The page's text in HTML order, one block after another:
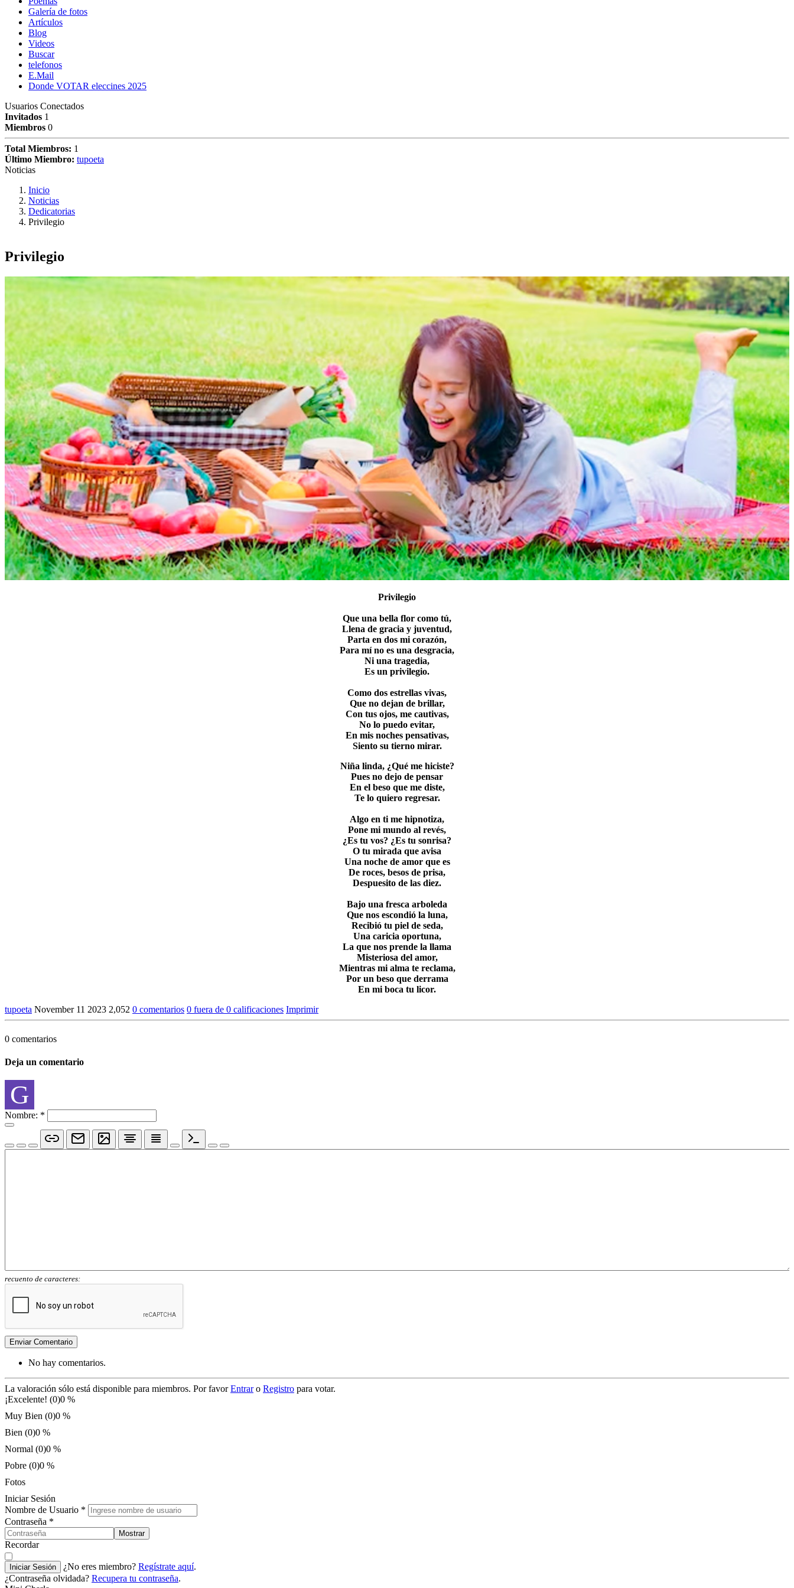
Galería de fotos
Artículos
Blog
Videos
Buscar
telefonos
E.Mail
Donde VOTAR eleccines 2025
Usuarios Conectados
Invitados 1
Miembros 0
Total Miembros: 1
Último Miembro: tupoeta
Noticias
Inicio
Noticias
Dedicatorias
Privilegio
Privilegio
Privilegio
Que una bella flor como tú,
Llena de gracia y juventud,
Parta en dos mi corazón,
Para mí no es una desgracia,
Ni una tragedia,
Es un privilegio.
Como dos estrellas vivas,
Que no dejan de brillar,
Con tus ojos, me cautivas,
No lo puedo evitar,
En mis noches pensativas,
Siento su tierno mirar.
Niña linda, ¿Qué me hiciste?
Pues no dejo de pensar
En el beso que me diste,
Te lo quiero regresar.
Algo en ti me hipnotiza,
Pone mi mundo al revés,
¿Es tu vos? ¿Es tu sonrisa?
O tu mirada que avisa
Una noche de amor que es
De roces, besos de prisa,
Despuesito de las diez.
Bajo una fresca arboleda
Que nos escondió la luna,
Recibió tu piel de seda,
Una caricia oportuna,
La que nos prende la llama
Misteriosa del amor,
Mientras mi alma te reclama,
Por un beso que derrama
En mi boca tu licor.
tupoeta November 11 2023 2,052 0 comentarios 0 fuera de 0 calificaciones Imprimir
0 comentarios
Deja un comentario
G
Nombre: *
recuento de caracteres:
Enviar Comentario
No hay comentarios.
La valoración sólo está disponible para miembros. Por favorEntraro Registro para votar.
¡Excelente! (0)0 %
Muy Bien (0)0 %
Bien (0)0 %
Normal (0)0 %
Pobre (0)0 %
Fotos
Iniciar Sesión
Nombre de Usuario *
Contraseña *
Mostrar
Recordar
Iniciar Sesión ¿No eres miembro? Regístrate aquí.
¿Contraseña olvidada? Recupera tu contraseña.